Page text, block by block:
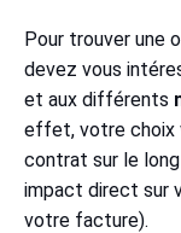
Pour trouver une
devez vous
et aux différents
effet, votre choix
contrat sur le
impact direct sur
votre facture).